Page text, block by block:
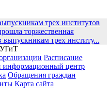
трех институтов
торжественная
трех институ...
Расписание
центр
Обращения граждан
Карта сайта